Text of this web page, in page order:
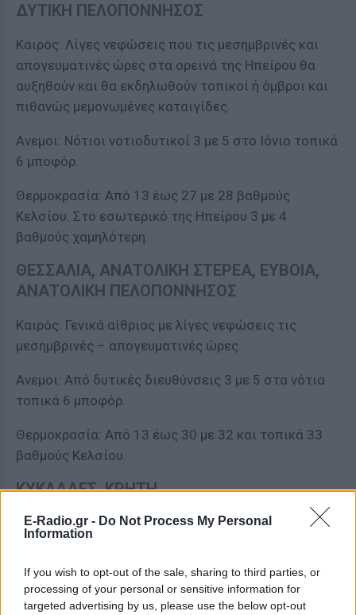
E-Radio.gr - Do Not Process My Personal
Information
If you wish to opt-out of the sale, sharing to third parties, or
processing of your personal or sensitive information for
targeted advertising by us, please use the below opt-out
ΔΥΤΙΚΗ ΠΕΛΟΠΟΝΝΗΣΟΣ
Καιρός: Λίγες νεφώσεις που τις μεσημβρινές και
απογευματινές ώρες στα ορεινά της Ηπείρου θα
αυξηθούν και θα εκδηλωθούν τοπικοί ή όμβροι και
πιθανώς μεμονωμένες καταιγίδες.
Ανεμοι: Νότιοι νοτιοδυτικοί 3 με 5 στο Ιόνιο τοπικά
6 μποφόρ.
Θερμοκρασία: Από 13 έως 27 με 28 βαθμούς
Κελσίου. Στο εσωτερικό της Ηπείρου 3 με 4
βαθμούς χαμηλότερη.
ΘΕΣΣΑΛΙΑ, ΑΝΑΤΟΛΙΚΗ ΣΤΕΡΕΑ, ΕΥΒΟΙΑ,
ΑΝΑΤΟΛΙΚΗ ΠΕΛΟΠΟΝΝΗΣΟΣ
Καιρός: Γενικά αίθριος με λίγες νεφώσεις τις
μεσημβρινές – απογευματινές ώρες.
Ανεμοι: Από δυτικές διευθύνσεις 3 με 5 στα νότια
τοπικά 6 μποφόρ.
Θερμοκρασία: Από 13 έως 30 με 32 και τοπικά 33
βαθμούς Κελσίου.
ΚΥΚΛΑΔΕΣ, ΚΡΗΤΗ
Καιρός: Γενικά αίθριος.
και ενισχυόμενοι μετά το μεσημέρι σε
νοτιοδυτικούς 6 με 7 μποφόρ.